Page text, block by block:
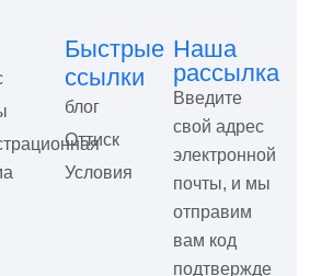
Быстрые
ссылки
блог
Оттиск
Условия
Наша
рассылка
Введите
свой адрес
электронной
почты, и мы
отправим
вам код
подтвержде